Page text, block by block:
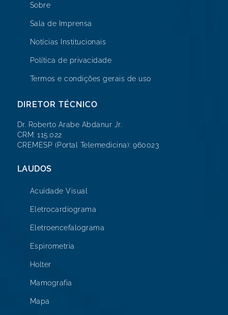
Sobre
Sala de Imprensa
Notícias Institucionais
Política de privacidade
Termos e condições gerais de uso
DIRETOR TÉCNICO
Dr. Roberto Arabe Abdanur Jr.
CRM: 115.022
CREMESP (Portal Telemedicina): 960023
LAUDOS
Acuidade Visual
Eletrocardiograma
Eletroencefalograma
Espirometria
Holter
Mamografia
Mapa